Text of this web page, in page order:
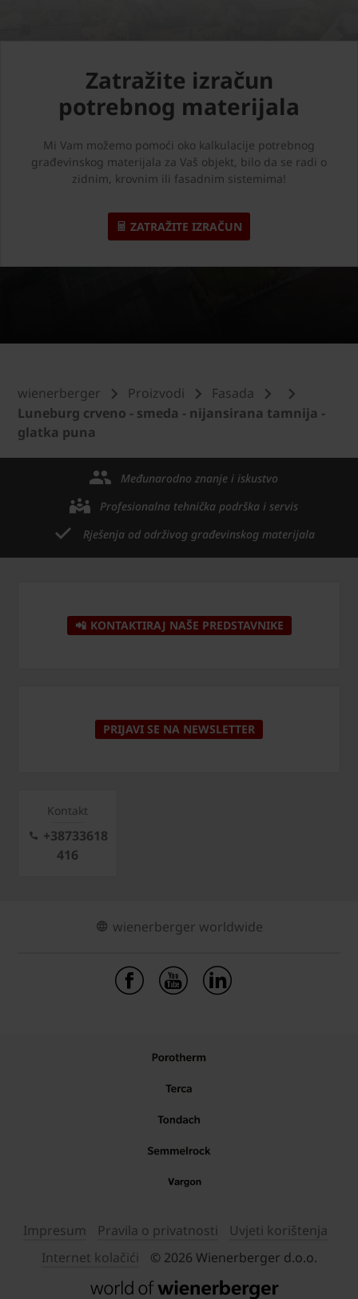
Zatražite izračun
potrebnog materijala
Mi Vam možemo pomoći oko kalkulacije potrebnog
građevinskog materijala za Vaš objekt, bilo da se radi o
zidnim, krovnim ili fasadnim sistemima!
ZATRAŽITE IZRAČUN
wienerberger Proizvodi
Fasada
Luneburg crveno - smeda - nijansirana tamnija -
glatka puna
Međunarodno znanje i iskustvo
Profesionalna tehnička podrška i servis
Rješenja od održivog građevinskog materijala
📲 KONTAKTIRAJ NAŠE PREDSTAVNIKE
PRIJAVI SE NA NEWSLETTER
Kontakt
+38733618
416
wienerberger worldwide
Impresum Pravila o privatnosti
Uvjeti korištenja
Internet kolačići
© 2026 Wienerberger d.o.o.